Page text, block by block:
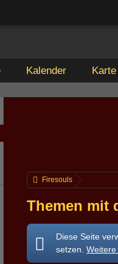
Kalender Karte
Firesouls
Themen mit
Diese Seite
setzen.